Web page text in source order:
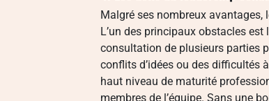
Malgré ses nombreux
L’un des principaux obstacles
consultation de plusieurs parties
conflits d’idées ou des difficultés
haut niveau de maturité
membres de l’équipe. Sans une